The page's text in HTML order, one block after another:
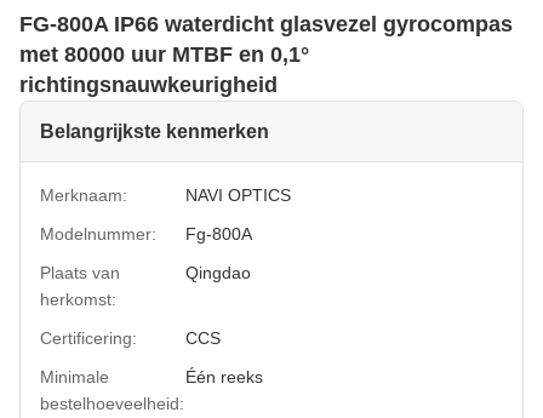
FG-800A IP66 waterdicht glasvezel gyrocompas
met 80000 uur MTBF en 0,1°
richtingsnauwkeurigheid
Belangrijkste kenmerken
Merknaam:
NAVI OPTICS
Modelnummer:
Fg-800A
Plaats van
herkomst:
Qingdao
Certificering:
CCS
Minimale
bestelhoeveelheid:
Één reeks